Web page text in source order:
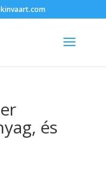
és